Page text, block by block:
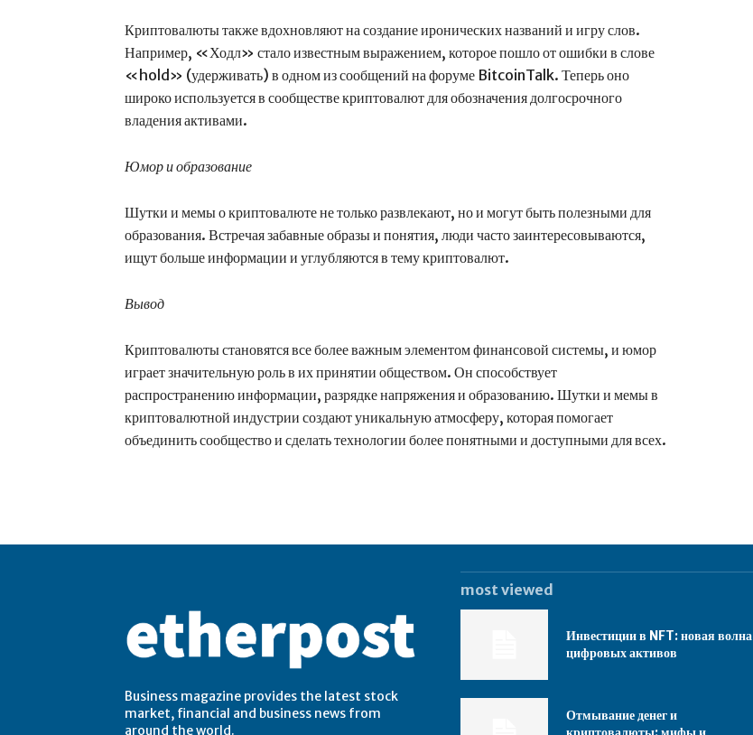
Криптовалюты также вдохновляют на создание иронических названий и игру слов.
Например, «Ходл» стало известным выражением, которое пошло от ошибки в слове
«hold» (удерживать) в одном из сообщений на форуме BitcoinTalk. Теперь оно
широко используется в сообществе криптовалют для обозначения долгосрочного
владения активами.
Юмор и образование
Шутки и мемы о криптовалюте не только развлекают, но и могут быть полезными для
образования. Встречая забавные образы и понятия, люди часто заинтересовываются,
ищут больше информации и углубляются в тему криптовалют.
Вывод
Криптовалюты становятся все более важным элементом финансовой системы, и юмор
играет значительную роль в их принятии обществом. Он способствует
распространению информации, разрядке напряжения и образованию. Шутки и мемы в
криптовалютной индустрии создают уникальную атмосферу, которая помогает
объединить сообщество и сделать технологии более понятными и доступными для всех.
Business magazine provides the latest stock
market, financial and business news from
around the world.
most viewed
Инвестиции в NFT: новая волна
цифровых активов
Отмывание денег и